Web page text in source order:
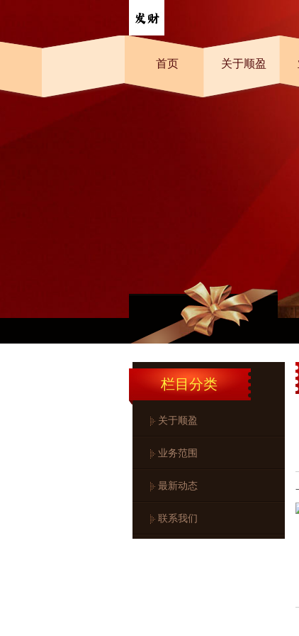
首页 关于顺盈
栏目分类
关于顺盈
业务范围
最新动态
联系我们